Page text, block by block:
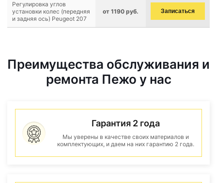
Регулировка углов
установки колес (передняя
и задняя ось) Peugeot 207
от 1190 руб. Записаться
Преимущества обслуживания и
ремонта Пежо у нас
Гарантия 2 года
Мы уверены в качестве своих материалов и
комплектующих, и даем на них гарантию 2 года.